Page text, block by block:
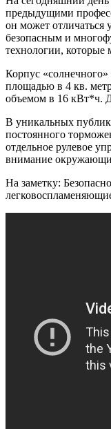
предыдущими
он может
безопасным и
технологии, которые
Корпус
площадью в 4 кв.
объемом в 16 кВт*ч.
В уникальных
постоянного
отдельное рулевое
внимание
На заметку: